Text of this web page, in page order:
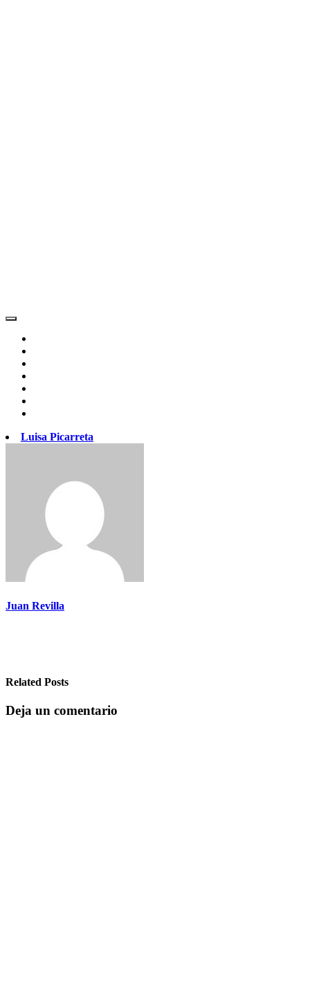
Luisa Picarreta
Juan Revilla
Related Posts
Deja un comentario